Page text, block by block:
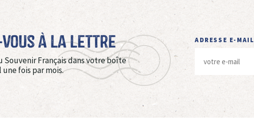
à La Lettre
Souvenir Français dans votre boîte
une fois par mois.
ADRESSE E-MAIL